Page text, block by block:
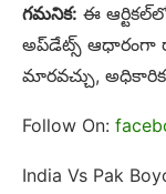
గమనిక: ఈ
అప్‌డేట్స్ ఆధారంగా
మారవచ్చు, అధికారిక
Follow On:
India Vs Pak